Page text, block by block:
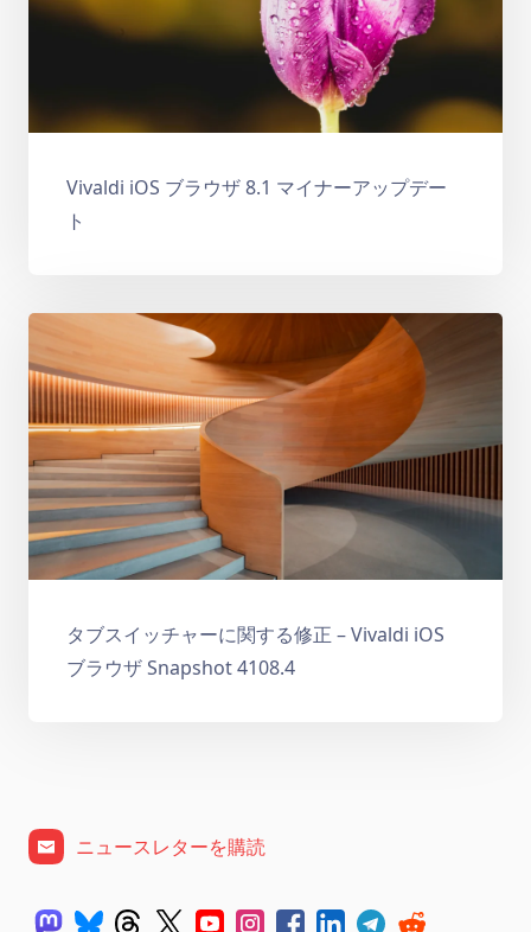
Vivaldi iOS ブラウザ 8.1 マイナーアップデー
ト
タブスイッチャーに関する修正 – Vivaldi iOS
ブラウザ Snapshot 4108.4
ニュースレターを購読